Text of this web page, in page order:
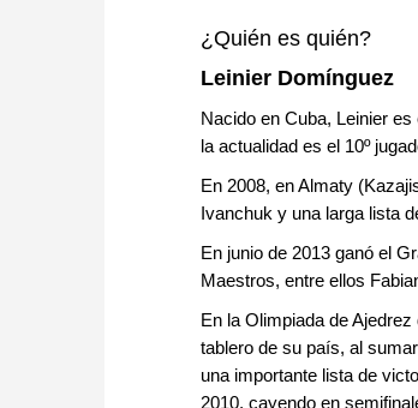
¿Quién es quién?
Leinier Domínguez
Nacido en Cuba, Leinier
la actualidad es el 10º
En 2008, en Almaty
Ivanchuk y una larga lista
En junio de 2013 ganó el
Maestros, entre ellos
En la Olimpiada de
tablero de su país, al
una importante lista de
2010, cayendo en